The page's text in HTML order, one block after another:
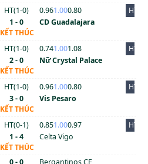
HT(1-0) 0.961.000.80
HT
1 - 0 CD Guadalajara
KẾT THÚC
HT(1-0) 0.741.001.08
HT
2 - 0 Nữ Crystal Palace
KẾT THÚC
HT(1-0) 0.961.000.80
HT
3 - 0 Vis Pesaro
KẾT THÚC
HT(0-1) 0.851.000.97
HT
1 - 4 Celta Vigo
KẾT THÚC
0 - 0 Bergantinos CF